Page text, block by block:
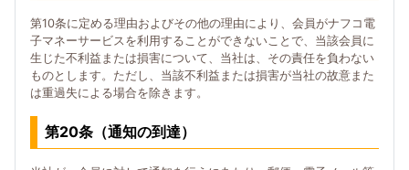
第10条に定める理由およびその他の理由により、会員がナフコ電
子マネーサービスを利用することができないことで、当該会員に
生じた不利益または損害について、当社は、その責任を負わない
ものとします。ただし、当該不利益または損害が当社の故意また
は重過失による場合を除きます。
第20条（通知の到達）